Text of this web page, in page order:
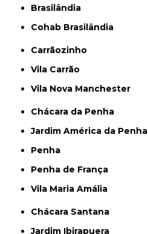
Brasilândia
Cohab Brasilândia
Carrãozinho
Vila Carrão
Vila Nova Manchester
Chácara da Penha
Jardim América da Penha
Penha
Penha de França
Vila Maria Amália
Chácara Santana
Jardim Ibirapuera